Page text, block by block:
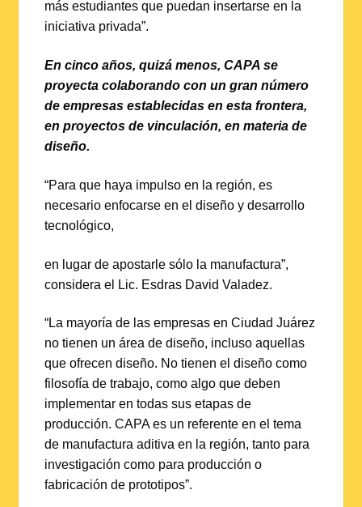
más estudiantes que puedan insertarse en la
iniciativa privada”.
En cinco años, quizá menos, CAPA se
proyecta colaborando con un gran número
de empresas establecidas en esta frontera,
en proyectos de vinculación, en materia de
diseño.
“Para que haya impulso en la región, es
necesario enfocarse en el diseño y desarrollo
tecnológico,
en lugar de apostarle sólo la manufactura”,
considera el Lic. Esdras David Valadez.
“La mayoría de las empresas en Ciudad Juárez
no tienen un área de diseño, incluso aquellas
que ofrecen diseño. No tienen el diseño como
filosofía de trabajo, como algo que deben
implementar en todas sus etapas de
producción. CAPA es un referente en el tema
de manufactura aditiva en la región, tanto para
investigación como para producción o
fabricación de prototipos”.